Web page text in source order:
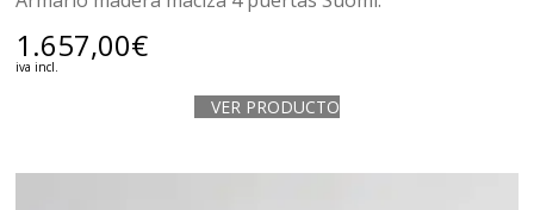
1.657,00€
iva incl.
VER PRODUCTO